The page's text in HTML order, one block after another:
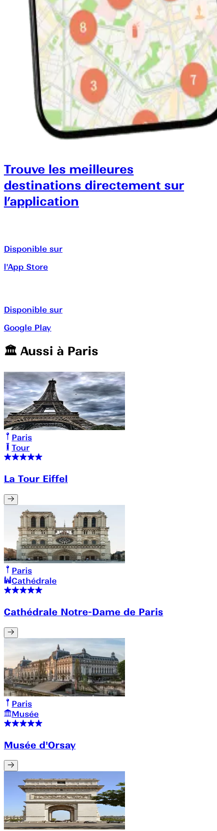
Trouve les meilleures
destinations directement sur
l’application
Disponible sur
l'App Store
Disponible sur
Google Play
🏛️️ Aussi à Paris
Paris
Tour
La Tour Eiffel
Paris
Cathédrale
Cathédrale Notre-Dame de Paris
Paris
Musée
Musée d'Orsay